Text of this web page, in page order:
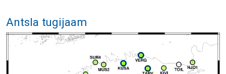
Antsla tugijaam